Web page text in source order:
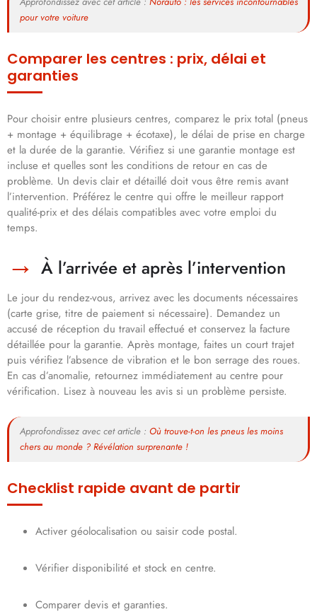
pour votre voiture
Comparer les centres : prix, délai et
garanties
Pour choisir entre plusieurs centres, comparez le prix total (pneus
+ montage + équilibrage + écotaxe), le délai de prise en charge
et la durée de la garantie. Vérifiez si une garantie montage est
incluse et quelles sont les conditions de retour en cas de
problème. Un devis clair et détaillé doit vous être remis avant
l’intervention. Préférez le centre qui offre le meilleur rapport
qualité-prix et des délais compatibles avec votre emploi du
temps.
À l’arrivée et après l’intervention
Le jour du rendez-vous, arrivez avec les documents nécessaires
(carte grise, titre de paiement si nécessaire). Demandez un
accusé de réception du travail effectué et conservez la facture
détaillée pour la garantie. Après montage, faites un court trajet
puis vérifiez l’absence de vibration et le bon serrage des roues.
En cas d’anomalie, retournez immédiatement au centre pour
vérification. Lisez à nouveau les avis si un problème persiste.
Approfondissez avec cet article : Où trouve-t-on les pneus les moins
chers au monde ? Révélation surprenante !
Checklist rapide avant de partir
Activer géolocalisation ou saisir code postal.
Vérifier disponibilité et stock en centre.
Comparer devis et garanties.